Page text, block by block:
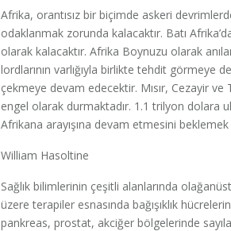
Afrika, orantısız bir biçimde askeri
odaklanmak zorunda kalacaktır. Batı
olarak kalacaktır. Afrika Boynuzu olarak
lordlarının varlığıyla birlikte tehdit görmeye
çekmeye devam edecektir. Mısır, Cezayir
engel olarak durmaktadır. 1.1 trilyon dolara
Afrikana arayışına devam etmesini
William Hasoltine
Sağlık bilimlerinin çeşitli alanlarında
üzere terapiler esnasında bağışıklık
pankreas, prostat, akciğer bölgelerinde